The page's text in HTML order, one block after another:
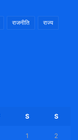
राजनीति राज्य
S S
1 2